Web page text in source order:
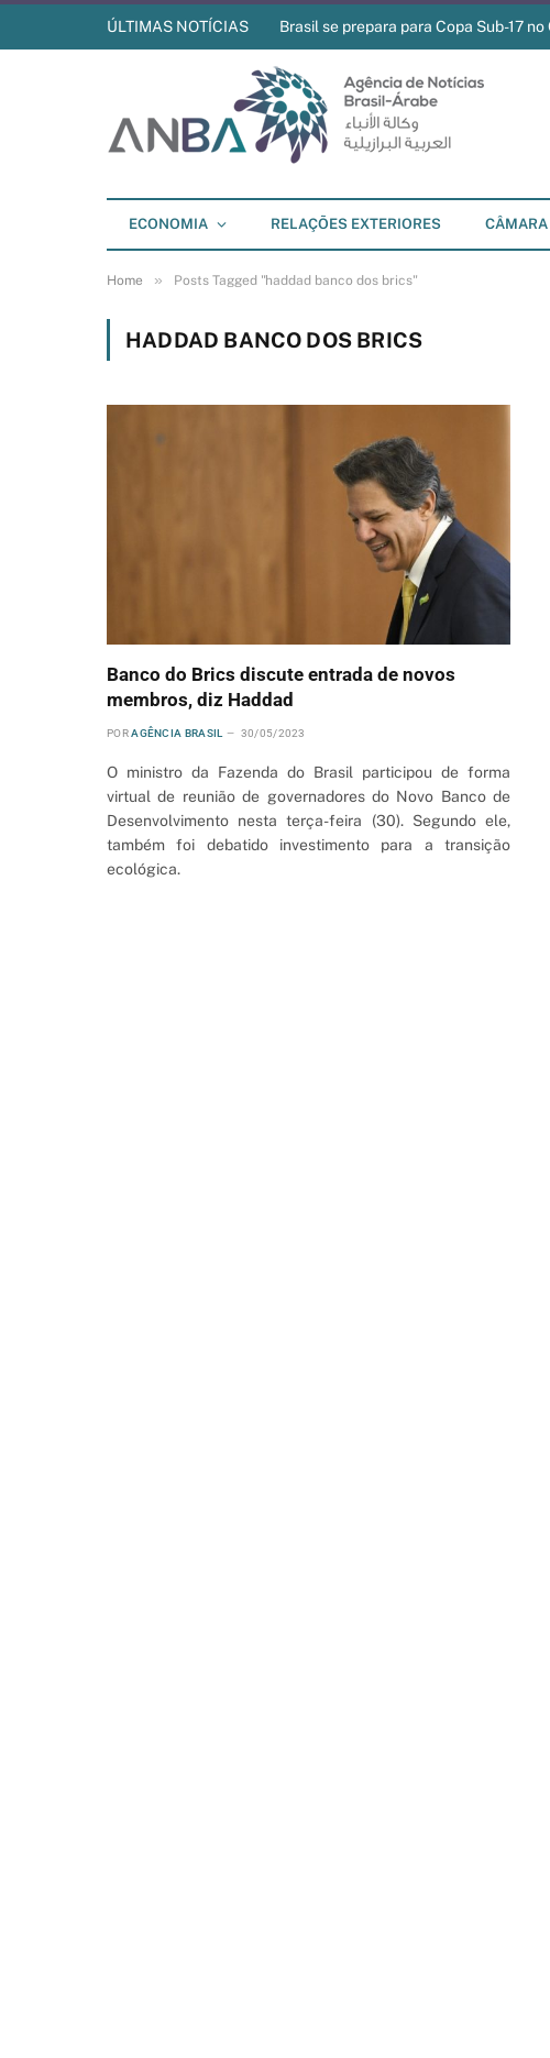
ÚLTIMAS NOTÍCIAS Brasil se prepara para Copa Sub-17 no
ECONOMIA RELAÇÕES EXTERIORES
Home » Posts Tagged "haddad banco dos brics"
HADDAD BANCO DOS BRICS
Banco do Brics discute entrada de novos
membros, diz Haddad
POR AGÊNCIA BRASIL 30/05/2023
O ministro da Fazenda do Brasil participou de forma
virtual de reunião de governadores do Novo Banco de
Desenvolvimento nesta terça-feira (30). Segundo ele,
também foi debatido investimento para a transição
ecológica.